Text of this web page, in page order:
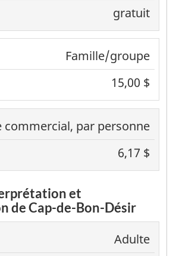
gratuit
Famille/groupe
15,00 $
commercial, par personne
6,17 $
et
de Cap-de-Bon-Désir
Adulte